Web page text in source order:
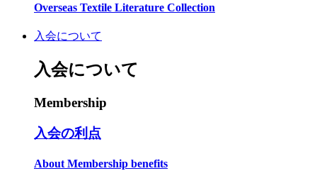
Overseas Textile Literature Collection
入会について
入会について
Membership
入会の利点
About Membership benefits